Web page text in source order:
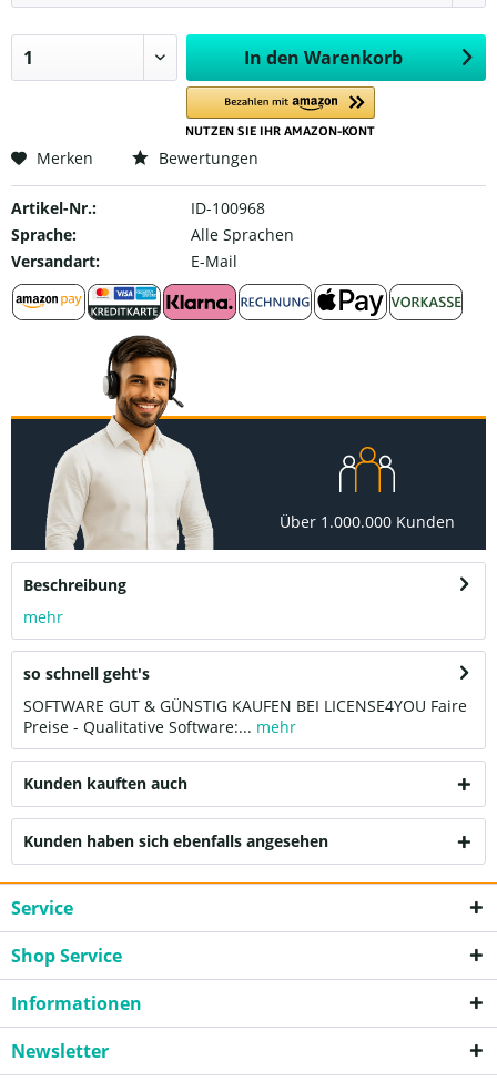
In den Warenkorb
Merken Bewertungen
Artikel-Nr.:
ID-100968
Sprache:
Alle Sprachen
Versandart:
E-Mail
Über 1.000.000 Kunden
Beschreibung
mehr
so schnell geht's
SOFTWARE GUT & GÜNSTIG KAUFEN BEI LICENSE4YOU Faire
Preise - Qualitative Software:... mehr
Kunden kauften auch
Kunden haben sich ebenfalls angesehen
Service
Shop Service
Informationen
Newsletter